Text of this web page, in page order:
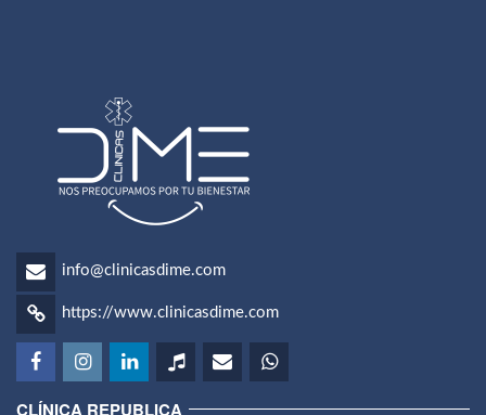
info@clinicasdime.com
https://www.clinicasdime.com
CLÍNICA REPUBLICA